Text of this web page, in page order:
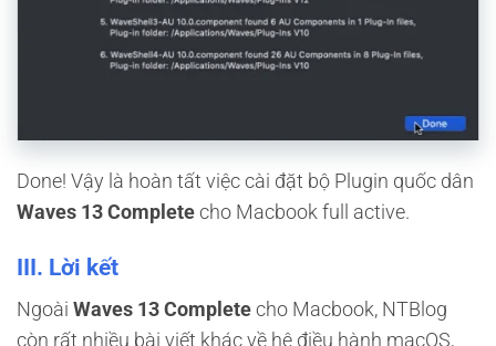
Done! Vậy là hoàn tất việc cài đặt bộ Plugin quốc dân
Waves 13 Complete cho Macbook full active.
III. Lời kết
Ngoài Waves 13 Complete cho Macbook, NTBlog
còn rất nhiều bài viết khác về hệ điều hành macOS,